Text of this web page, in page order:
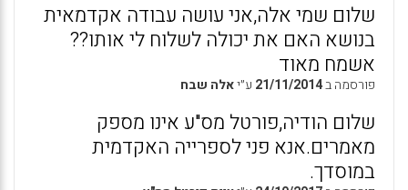
שלום שמי אלה,אני עושה עבודה אקדמאית
בנושא האם את יכולה לשלוח לי אותו??
אשמח מאוד
פורסמה ב21/11/2014 ע״יאלה שבח
שלום הודיה,פורטל מס"ע אינו מספק
מאמרים.אנא פני לספרייה האקדמית
במוסדך.